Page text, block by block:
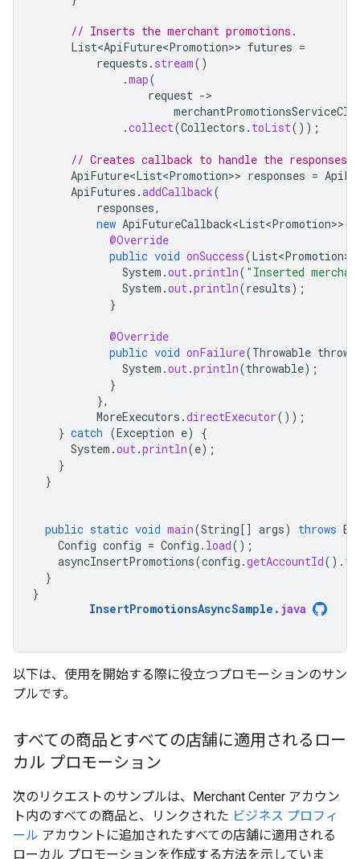
// Inserts the merchant promotions.
List<ApiFuture<Promotion>> futures =
requests . stream()
.map(
request -
.collect(Collectors . toList());
// Creates callback to handle the responses
ApiFuture<List<Promotion>> responses =
ApiFutures .addCallback(
responses,
new ApiFutureCallback<List<Promotion>>()
@Override
public void onSuccess(List<Promotion>
System .out.println( "Inserted
System .out.println(results);
}
@Override
public void onFailure(Throwable
System .out.println(throwable);
}
},
MoreExecutors .directExecutor());
} catch (Exception e)
{
System .out.println(e);
}
}
public static void main(String[] args) throws
Config config = Config . load();
asyncInsertPromotions(config .getAccountId().
}
}
InsertPromotionsAsyncSample . java
以下は、使用を開始する際に役立つプロモーションのサン
プルです。
すべての商品とすべての店舗に適用されるロー
カル プロモーション
次のリクエストのサンプルは、Merchant Center アカウン
ト内のすべての商品と、リンクされた ビジネス プロフィ
ール アカウントに追加されたすべての店舗に適用される
ローカル プロモーションを作成する方法を示していま